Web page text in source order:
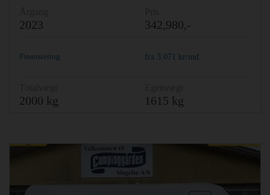
2023 342,980,-
Finansiering fra 3.071 kr/md.
2000 kg 1615 kg